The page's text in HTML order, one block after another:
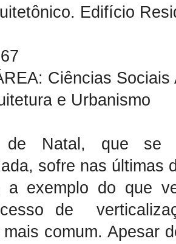
Edifício
Ciências Sociais
e Urbanismo
Natal, que se
sofre nas últimas
a exemplo do que
de
comum. Apesar